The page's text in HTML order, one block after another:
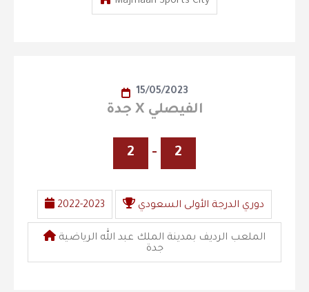
15/05/2023
جدة X الفيصلي
2 - 2
2022-2023 دوري الدرجة الأولى السعودي
جدة